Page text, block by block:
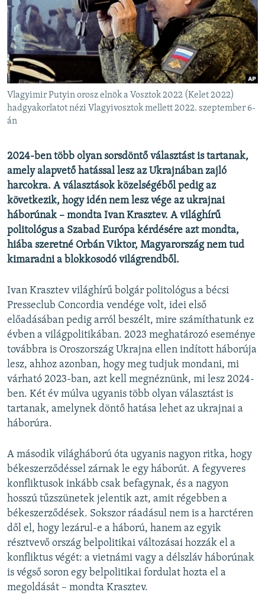
EURÓPAI UNIÓ
VILÁG
KLÍMAVÁLTOZÁS
A MÚLT TANULSÁGAI
KÖVESSEN MINKET!
Valamennyi RFE/RL weboldal
Vlagyimir Putyin orosz elnök a Vosztok 2022 (Kelet 2022)
hadgyakorlatot nézi Vlagyivosztok mellett 2022. szeptember 6-
án
2024-ben több olyan sorsdöntő választást is tartanak,
amely alapvető hatással lesz az Ukrajnában zajló
harcokra. A választások közelségéből pedig az
következik, hogy idén nem lesz vége az ukrajnai
háborúnak – mondta Ivan Krasztev. A világhírű
politológus a Szabad Európa kérdésére azt mondta,
hiába szeretné Orbán Viktor, Magyarország nem tud
kimaradni a blokkosodó világrendből.
Ivan Krasztev világhírű bolgár politológus a bécsi
Presseclub Concordia vendége volt, idei első
előadásában pedig arról beszélt, mire számíthatunk ez
évben a világpolitikában. 2023 meghatározó eseménye
továbbra is Oroszország Ukrajna ellen indított háborúja
lesz, ahhoz azonban, hogy meg tudjuk mondani, mi
várható 2023-ban, azt kell megnéznünk, mi lesz 2024-
ben. Két év múlva ugyanis több olyan választást is
tartanak, amelynek döntő hatása lehet az ukrajnai a
háborúra.
A második világháború óta ugyanis nagyon ritka, hogy
békeszerződéssel zárnak le egy háborút. A fegyveres
konfliktusok inkább csak befagynak, és a nagyon
hosszú tűzszünetek jelentik azt, amit régebben a
békeszerződések. Sokszor ráadásul nem is a harctéren
dől el, hogy lezárul-e a háború, hanem az egyik
résztvevő ország belpolitikai változásai hozzák el a
konfliktus végét: a vietnámi vagy a délszláv háborúnak
is végső soron egy belpolitikai fordulat hozta el a
megoldását – mondta Krasztev.